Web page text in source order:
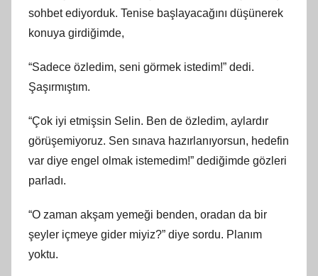
sohbet ediyorduk. Tenise başlayacağını düşünerek
konuya girdiğimde,
“Sadece özledim, seni görmek istedim!” dedi.
Şaşırmıştım.
“Çok iyi etmişsin Selin. Ben de özledim, aylardır
görüşemiyoruz. Sen sınava hazırlanıyorsun, hedefin
var diye engel olmak istemedim!” dediğimde gözleri
parladı.
“O zaman akşam yemeği benden, oradan da bir
şeyler içmeye gider miyiz?” diye sordu. Planım
yoktu.